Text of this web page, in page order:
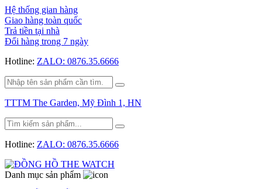
Hệ thống gian hàng
Giao hàng toàn quốc
Trả tiền tại nhà
Đổi hàng trong 7 ngày
Hotline: ZALO: 0876.35.6666
TTTM The Garden, Mỹ Đình 1, HN
Hotline: ZALO: 0876.35.6666
Danh mục sản phẩm